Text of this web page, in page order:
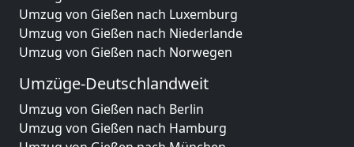
Umzug von Gießen nach Luxemburg
Umzug von Gießen nach Niederlande
Umzug von Gießen nach Norwegen
Umzüge-Deutschlandweit
Umzug von Gießen nach Berlin
Umzug von Gießen nach Hamburg